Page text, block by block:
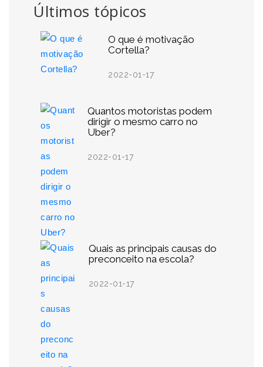
Últimos tópicos
O que é motivação
Cortella?
2022-01-17
Quantos motoristas podem
dirigir o mesmo carro no
Uber?
2022-01-17
Quais as principais causas do
preconceito na escola?
2022-01-17